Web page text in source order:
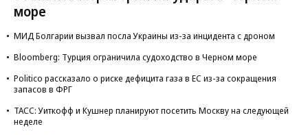
море
МИД Болгарии вызвал посла Украины из-за инцидента с дроном
Bloomberg: Турция ограничила судоходство в Черном море
Politico рассказало о риске дефицита газа в ЕС из-за сокращения
запасов в ФРГ
ТАСС: Уиткофф и Кушнер планируют посетить Москву на следующей
неделе